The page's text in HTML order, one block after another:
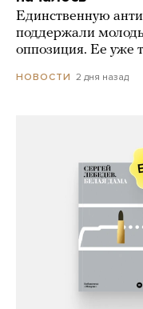
Единственную
поддержали
оппозиция. Ее уже
НОВОСТИ 2 дня назад
Сергей